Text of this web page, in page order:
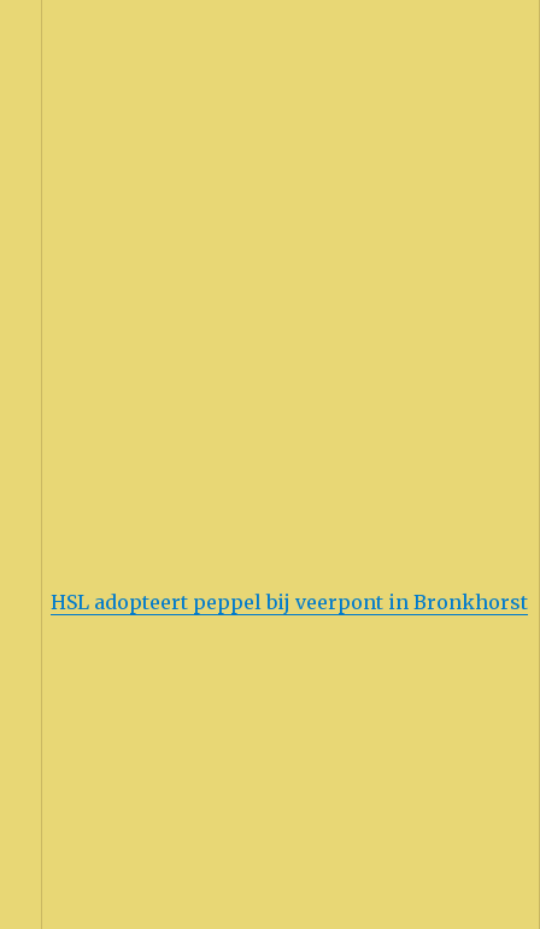
HSL adopteert peppel bij veerpont in Bronkhorst